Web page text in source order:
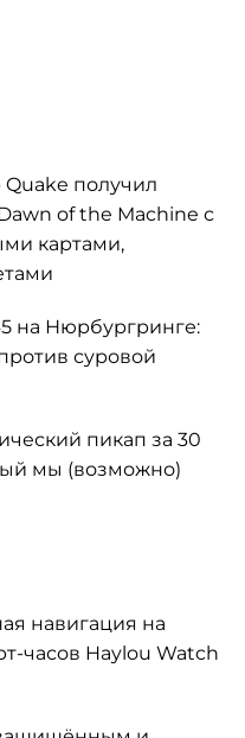
получил
of the Machine с
картами,
на Нюрбургринге:
суровой
пикап за 30
мы (возможно)
навигация на
часов Haylou Watch